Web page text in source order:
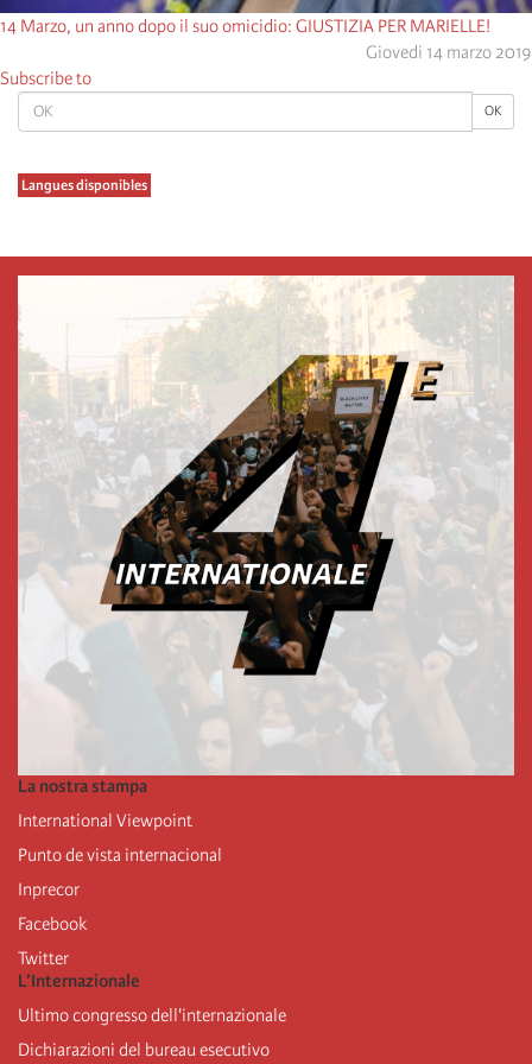
OK OK
Langues disponibles
14 Marzo, un anno dopo il suo omicidio: GIUSTIZIA PER MARIELLE!
Giovedi 14 marzo 2019
Subscribe to
La nostra stampa
International Viewpoint
Punto de vista internacional
Inprecor
Facebook
Twitter
L’Internazionale
Ultimo congresso dell'internazionale
Dichiarazioni del bureau esecutivo